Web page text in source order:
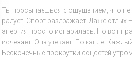
Ты просыпаешься с ощущением, что не
радует. Спорт раздражает. Даже отдых
энергия просто испарилась. Но вот
исчезает. Она утекает. По капле.
Бесконечные прокрутки соцсетей утром